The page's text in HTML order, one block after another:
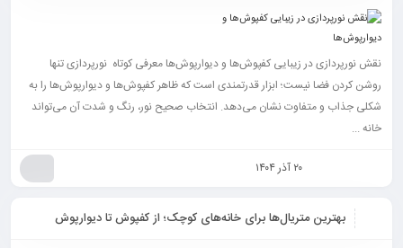
نقش نورپردازی در زیبایی کفپوش‌ها و دیوارپوش‌ها معرفی کوتاه نورپردازی تنها
روشن کردن فضا نیست؛ ابزار قدرتمندی است که ظاهر کفپوش‌ها و دیوارپوش‌ها را به
شکلی جذاب و متفاوت نشان می‌دهد. انتخاب صحیح نور، رنگ و شدت آن می‌تواند
خانه ...
۲۰ آذر ۱۴۰۴
بهترین متریال‌ها برای خانه‌های کوچک؛ از کفپوش تا دیوارپوش